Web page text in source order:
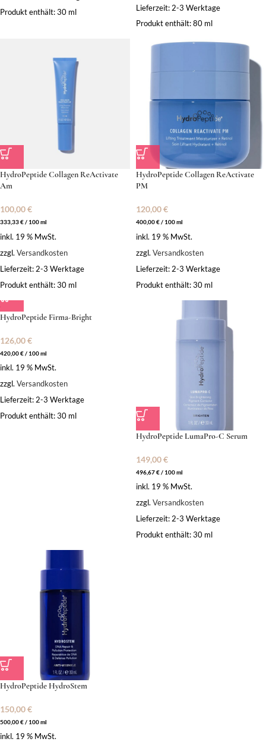
Produkt enthält: 30 ml
Lieferzeit: 2-3 Werktage
Produkt enthält: 80 ml
HydroPeptide Collagen ReActivate
Am
100,00€
333,33€/ 100ml
inkl. 19 % MwSt.
zzgl. Versandkosten
Lieferzeit: 2-3 Werktage
Produkt enthält: 30 ml
HydroPeptide Collagen ReActivate
PM
120,00€
400,00€/ 100ml
inkl. 19 % MwSt.
zzgl. Versandkosten
Lieferzeit: 2-3 Werktage
Produkt enthält: 30 ml
HydroPeptide Firma-Bright
126,00€
420,00€/ 100ml
inkl. 19 % MwSt.
zzgl. Versandkosten
Lieferzeit: 2-3 Werktage
Produkt enthält: 30 ml
HydroPeptide LumaPro-C Serum
149,00€
496,67€/ 100ml
inkl. 19 % MwSt.
zzgl. Versandkosten
Lieferzeit: 2-3 Werktage
Produkt enthält: 30 ml
HydroPeptide HydroStem
150,00€
500,00€/ 100ml
inkl. 19 % MwSt.